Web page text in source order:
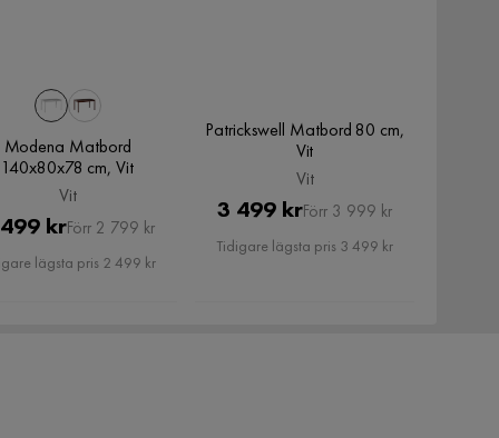
Modena Matbord
140x80x78 cm, Vit
Vit
Pris
krOriginal
Pris
Förr 2 799 kr
lägsta pris 2 499 kr
Patrickswell Matbord 80 cm,
Vit
Vit
Pris
3 499 krOriginal
Pris
Förr 3 999 kr
Tidigare lägsta pris 3 499 kr